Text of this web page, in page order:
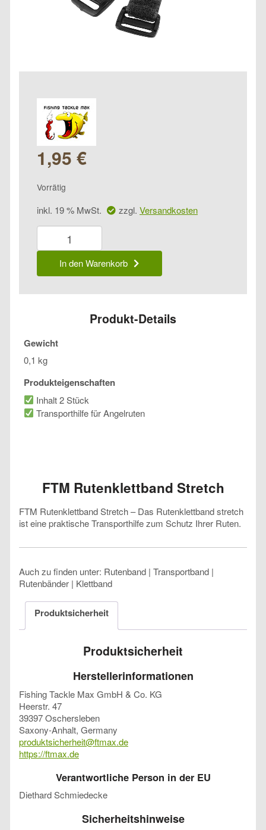
FTM Rutenklettband Stretch
FTM Rutenklettband Stretch – Das Rutenklettband stretch
ist eine praktische Transporthilfe zum Schutz Ihrer Ruten.
Auch zu finden unter: Rutenband | Transportband |
Rutenbänder | Klettband
1,95 €
Vorrätig
inkl. 19 % MwSt. zzgl. Versandkosten
FTM
Rutenklettband
Stretch
MengeIn den Warenkorb
Produkt-Details
Gewicht
0,1 kg
Produkteigenschaften
Inhalt 2 Stück
Transporthilfe für Angelruten
Produktsicherheit
Produktsicherheit
Herstellerinformationen
Fishing Tackle Max GmbH & Co. KG
Heerstr. 47
39397 Oschersleben
Saxony-Anhalt, Germany
produktsicherheit@ftmax.de
https://ftmax.de
Verantwortliche Person in der EU
Diethard Schmiedecke
Sicherheitshinweise